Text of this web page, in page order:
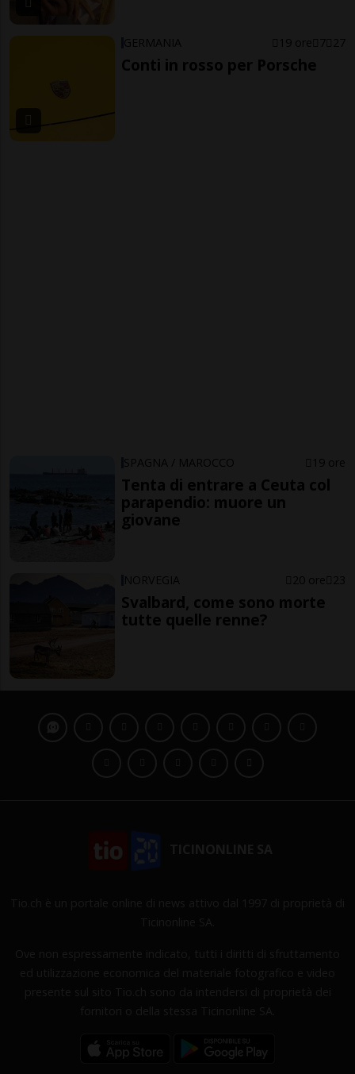
GERMANIA 19 ore 7 27
Conti in rosso per Porsche
SPAGNA / MAROCCO 19 ore
Tenta di entrare a Ceuta col
parapendio: muore un
giovane
NORVEGIA 20 ore 23
Svalbard, come sono morte
tutte quelle renne?